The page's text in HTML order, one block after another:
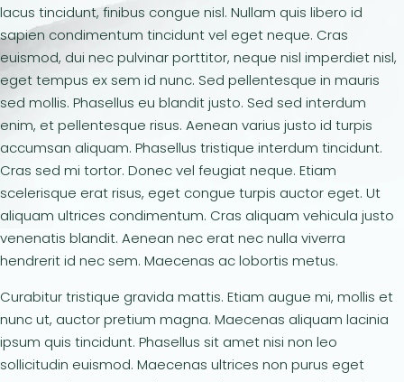
lacus tincidunt, finibus congue nisl. Nullam quis libero id
sapien condimentum tincidunt vel eget neque. Cras
euismod, dui nec pulvinar porttitor, neque nisl imperdiet nisl,
eget tempus ex sem id nunc. Sed pellentesque in mauris
sed mollis. Phasellus eu blandit justo. Sed sed interdum
enim, et pellentesque risus. Aenean varius justo id turpis
accumsan aliquam. Phasellus tristique interdum tincidunt.
Cras sed mi tortor. Donec vel feugiat neque. Etiam
scelerisque erat risus, eget congue turpis auctor eget. Ut
aliquam ultrices condimentum. Cras aliquam vehicula justo
venenatis blandit. Aenean nec erat nec nulla viverra
hendrerit id nec sem. Maecenas ac lobortis metus.
Curabitur tristique gravida mattis. Etiam augue mi, mollis et
nunc ut, auctor pretium magna. Maecenas aliquam lacinia
ipsum quis tincidunt. Phasellus sit amet nisi non leo
sollicitudin euismod. Maecenas ultrices non purus eget